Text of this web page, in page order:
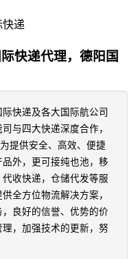
快递代理，德阳国
快递及各大国际航公司
与四大快递深度合作，
提供安全、高效、便捷
外，更可接纯也池，移
收快递，仓储代发等服
全方位物流解决方案，
良好的信誉、优势的价
，加强技术的更新，努